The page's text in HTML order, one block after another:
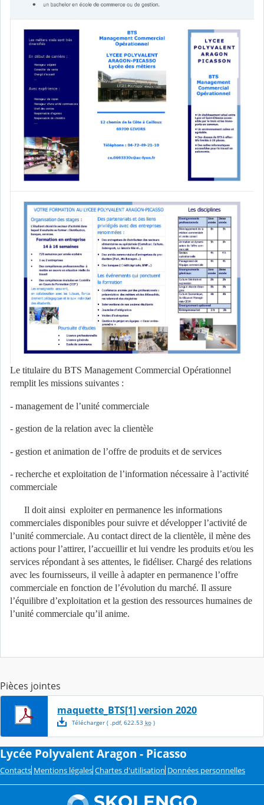
Le titulaire du BTS Management Commercial Opérationnel
remplit les missions suivantes :
- management de l’unité commerciale
- gestion de la relation avec la clientèle
- gestion et animation de l’offre de produits et de services
- recherche et exploitation de l’information nécessaire à l’activité
commerciale
Il doit ainsi exploiter en permanence les informations
commerciales disponibles pour suivre et développer l’activité de
l’unité commerciale. Au contact direct de la clientèle, il mène des
actions pour l’attirer, l’accueillir et lui vendre les produits et/ou les
services répondant à ses attentes, le fidéliser. Chargé des relations
avec les fournisseurs, il veille à adapter en permanence l’offre
commerciale en fonction de l’évolution du marché. Il assure
l’équilibre d’exploitation et la gestion des ressources humaines de
l’unité commerciale qu’il anime.
Pièces jointes
maquette_BTS[1] version 2020
Télécharger( .pdf, 622.53 ko)
Lycée Polyvalent Aragon - Picasso
Contacts Mentions légales Chartes d'utilisation Données personnelles